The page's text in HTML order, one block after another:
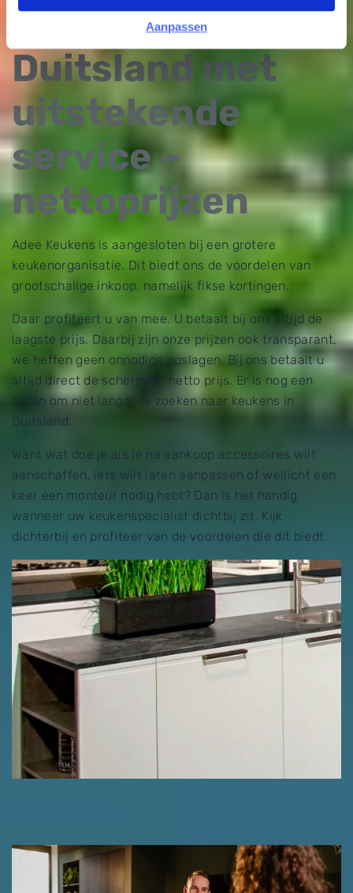
Aanpassen
Keukens
Duitsland met
uitstekende
service –
nettoprijzen
Adee Keukens is aangesloten bij een grotere
keukenorganisatie. Dit biedt ons de voordelen van
grootschalige inkoop, namelijk fikse kortingen.
Daar profiteert u van mee. U betaalt bij ons altijd de
laagste prijs. Daarbij zijn onze prijzen ook transparant,
we heffen geen onnodige opslagen. Bij ons betaalt u
altijd direct de scherpste, netto prijs. Er is nog een
reden om niet langer te zoeken naar keukens in
Duitsland.
Want wat doe je als je na aankoop accessoires wilt
aanschaffen, iets wilt laten aanpassen of wellicht een
keer een monteur nodig hebt? Dan is het handig
wanneer uw keukenspecialist dichtbij zit. Kijk
dichterbij en profiteer van de voordelen die dit biedt.
Uitgelicht